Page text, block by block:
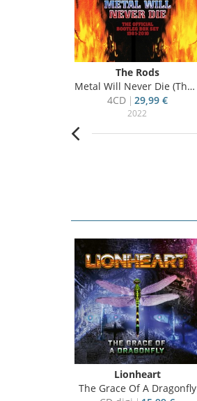
The Rods
Metal Will Never Die (The Official Bootleg Box Set 1981-2010)
4CD
29,99 €
2022
Lionheart
The Grace Of A Dragonfly